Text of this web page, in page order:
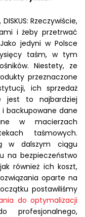
Rzeczywiście,
i żeby przetrwać
jedyni w Polsce
taśm, w tym
Niestety, ze
przeznaczone
ich sprzedaż
jest to najbardziej
backupowane dane
w macierzach
taśmowych.
w dalszym ciągu
na bezpieczeństwo
również ich koszt,
oparte na
postawiliśmy
do optymalizacji